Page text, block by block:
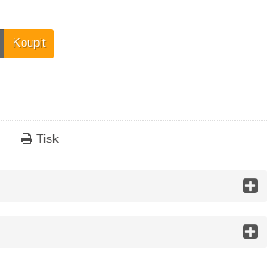
Koupit
Tisk